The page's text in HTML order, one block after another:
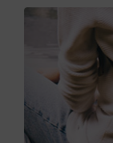
20-25 litres
journée.
respirant